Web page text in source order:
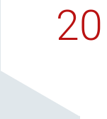
20